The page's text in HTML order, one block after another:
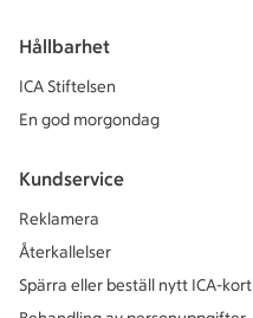
Hållbarhet
ICA Stiftelsen
En god morgondag
Kundservice
Reklamera
Återkallelser
Spärra eller beställ nytt ICA-kort